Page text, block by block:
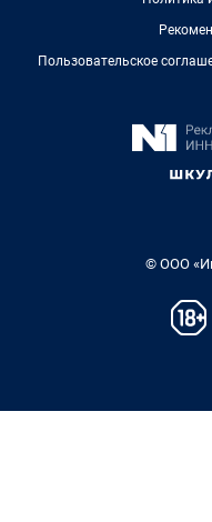
Пользовательское
© ООО